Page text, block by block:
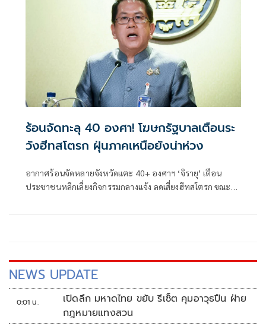
ร้อนจัดทะลุ 40 องศา! โฆษกรัฐบาลเตือนระ
วังฮีทสโตรก ฝุ่นภาคเหนือยังน่าห่วง
อากาศร้อนจัดหลายจังหวัดแตะ 40+ องศาฯ ‘จิรายุ’ เตือน
ประชาชนหลีกเลี่ยงกิจกรรมกลางแจ้ง ลดเสี่ยงฮีทสโตรก ขณะ
NEWS UPDATE
0:01 น.
เปิดลึก มหาดไทย ขยับ รีเซ็ต คุมอาวุธปืน ฝ่าย
กฎหมายแทงสวน